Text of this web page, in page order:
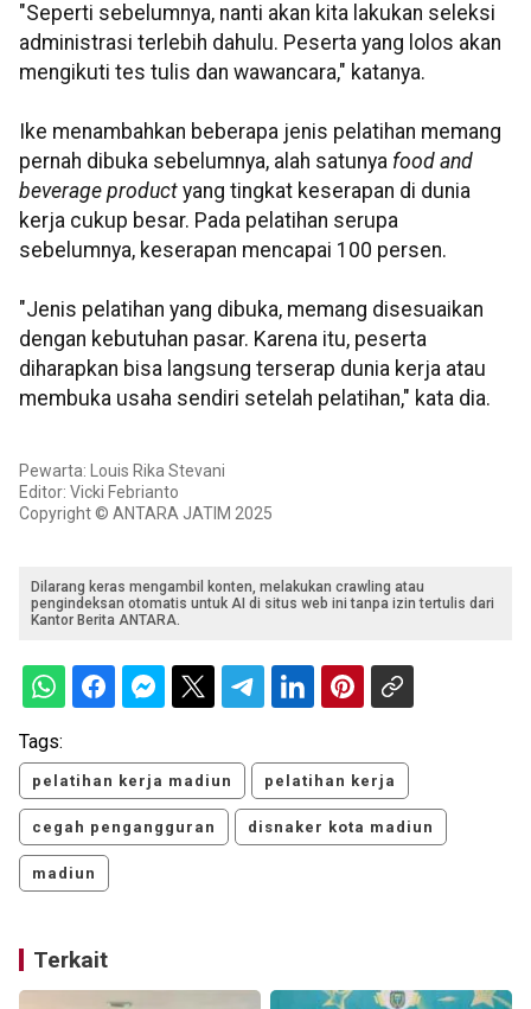
"Seperti sebelumnya, nanti akan kita lakukan seleksi
administrasi terlebih dahulu. Peserta yang lolos akan
mengikuti tes tulis dan wawancara," katanya.
Ike menambahkan beberapa jenis pelatihan memang
pernah dibuka sebelumnya, alah satunya food and
beverage product yang tingkat keserapan di dunia
kerja cukup besar. Pada pelatihan serupa
sebelumnya, keserapan mencapai 100 persen.
"Jenis pelatihan yang dibuka, memang disesuaikan
dengan kebutuhan pasar. Karena itu, peserta
diharapkan bisa langsung terserap dunia kerja atau
membuka usaha sendiri setelah pelatihan," kata dia.
Pewarta: Louis Rika Stevani
Editor: Vicki Febrianto
Copyright © ANTARA JATIM 2025
Dilarang keras mengambil konten, melakukan crawling atau
pengindeksan otomatis untuk AI di situs web ini tanpa izin tertulis dari
Kantor Berita ANTARA.
Tags:
pelatihan kerja madiun pelatihan kerja
cegah pengangguran disnaker kota madiun
madiun
Terkait